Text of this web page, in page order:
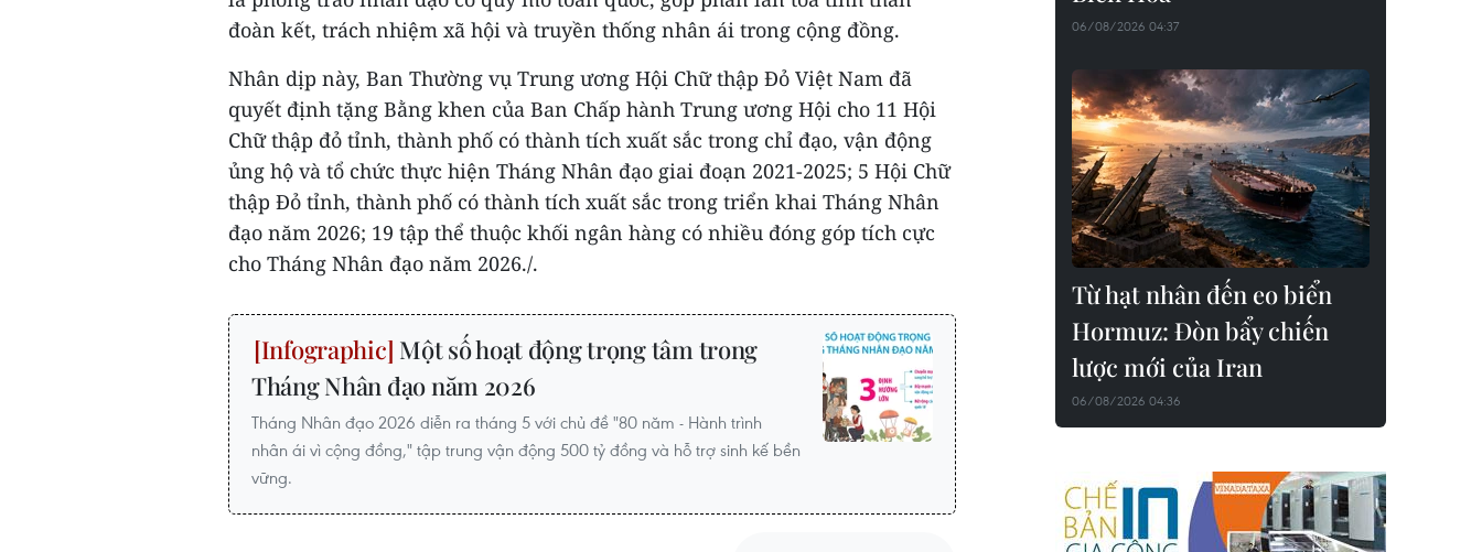
đoàn kết, trách nhiệm xã hội và truyền thống nhân ái trong cộng đồng.
Nhân dịp này, Ban Thường vụ Trung ương Hội Chữ thập Đỏ Việt Nam đã
quyết định tặng Bằng khen của Ban Chấp hành Trung ương Hội cho 11 Hội
Chữ thập đỏ tỉnh, thành phố có thành tích xuất sắc trong chỉ đạo, vận động
ủng hộ và tổ chức thực hiện Tháng Nhân đạo giai đoạn 2021-2025; 5 Hội Chữ
thập Đỏ tỉnh, thành phố có thành tích xuất sắc trong triển khai Tháng Nhân
đạo năm 2026; 19 tập thể thuộc khối ngân hàng có nhiều đóng góp tích cực
cho Tháng Nhân đạo năm 2026./.
Một số hoạt động trọng tâm trong
Tháng Nhân đạo năm 2026
Tháng Nhân đạo 2026 diễn ra tháng 5 với chủ đề "80 năm - Hành trình
nhân ái vì cộng đồng," tập trung vận động 500 tỷ đồng và hỗ trợ sinh kế bền
vững.
06/08/2026 04:37
Từ hạt nhân đến eo biển
Hormuz: Đòn bẩy chiến
lược mới của Iran
06/08/2026 04:36